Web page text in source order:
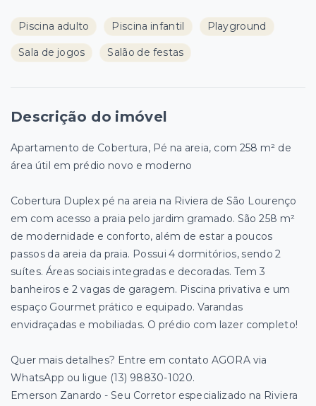
Piscina adulto Piscina infantil Playground
Sala de jogos Salão de festas
Descrição do imóvel
Apartamento de Cobertura, Pé na areia, com 258 m² de
área útil em prédio novo e moderno
Cobertura Duplex pé na areia na Riviera de São Lourenço
em com acesso a praia pelo jardim gramado. São 258 m²
de modernidade e conforto, além de estar a poucos
passos da areia da praia. Possui 4 dormitórios, sendo 2
suítes. Áreas sociais integradas e decoradas. Tem 3
banheiros e 2 vagas de garagem. Piscina privativa e um
espaço Gourmet prático e equipado. Varandas
envidraçadas e mobiliadas. O prédio com lazer completo!
Quer mais detalhes? Entre em contato AGORA via
WhatsApp ou ligue (13) 98830-1020.
Emerson Zanardo - Seu Corretor especializado na Riviera